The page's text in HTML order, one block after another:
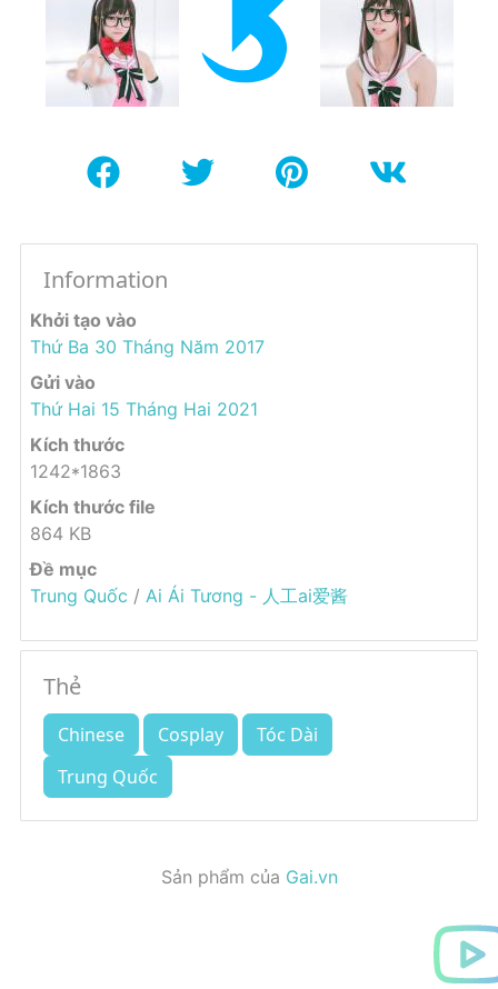
Information
Khởi tạo vào
Thứ Ba 30 Tháng Năm 2017
Gửi vào
Thứ Hai 15 Tháng Hai 2021
Kích thước
1242*1863
Kích thước file
864 KB
Đề mục
Trung Quốc / Ai Ái Tương - 人工ai爱酱
Thẻ
Chinese Cosplay
Tóc Dài
Trung Quốc
Sản phẩm của Gai.vn